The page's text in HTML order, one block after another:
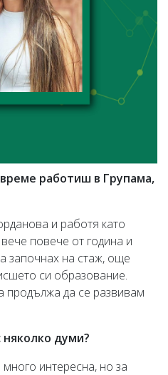
работиш в Групама,
и работя като
повече от година и
започнах на стаж, още
си образование.
продължа да се развивам
думи?
интересна, но за